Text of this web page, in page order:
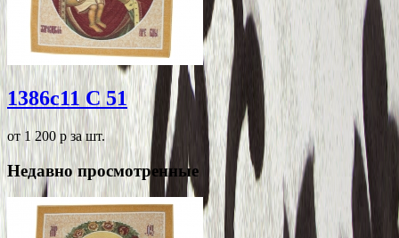
1386c11 C 51
от 1 200 p за шт.
Недавно просмотренные